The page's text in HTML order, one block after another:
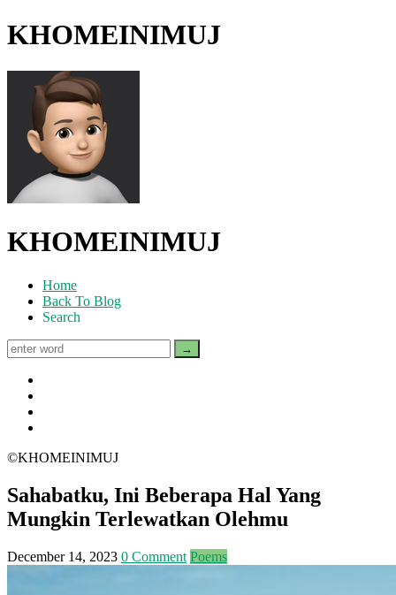
KHOMEINIMUJ
KHOMEINIMUJ
Home
Back To Blog
Search
©KHOMEINIMUJ
Sahabatku, Ini Beberapa Hal Yang
Mungkin Terlewatkan Olehmu
December 14, 2023 0 Comment Poems